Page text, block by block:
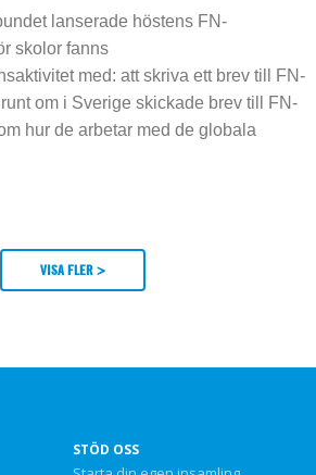
lanserade höstens FN-
skolor fanns
med: att skriva ett brev till FN-
om i Sverige skickade brev till FN-
hur de arbetar med de globala
VISA FLER >
STÖD OSS